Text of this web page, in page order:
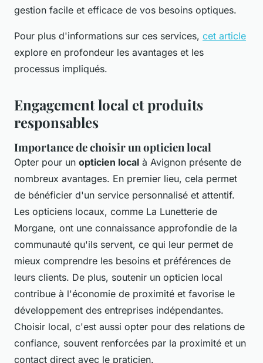
gestion facile et efficace de vos besoins optiques.
Pour plus d'informations sur ces services, cet article
explore en profondeur les avantages et les
processus impliqués.
Engagement local et produits
responsables
Importance de choisir un opticien local
Opter pour un opticien local à Avignon présente de
nombreux avantages. En premier lieu, cela permet
de bénéficier d'un service personnalisé et attentif.
Les opticiens locaux, comme La Lunetterie de
Morgane, ont une connaissance approfondie de la
communauté qu'ils servent, ce qui leur permet de
mieux comprendre les besoins et préférences de
leurs clients. De plus, soutenir un opticien local
contribue à l'économie de proximité et favorise le
développement des entreprises indépendantes.
Choisir local, c'est aussi opter pour des relations de
confiance, souvent renforcées par la proximité et un
contact direct avec le praticien.